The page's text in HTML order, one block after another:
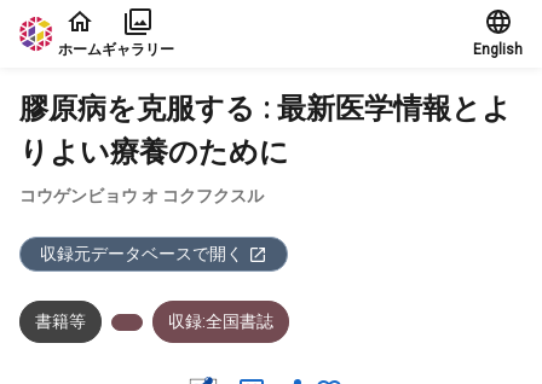
本文に飛ぶ
ホームギャラリー English
膠原病を克服する : 最新医学情報とよ
りよい療養のために
コウゲンビョウ オ コクフクスル
収録元データベースで開く
書籍等 収録:全国書誌